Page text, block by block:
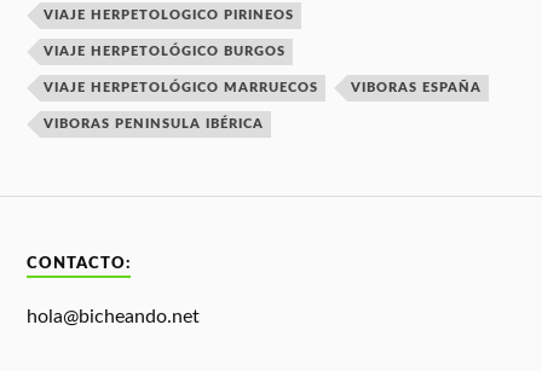
VIAJE HERPETOLOGICO PIRINEOS
VIAJE HERPETOLÓGICO BURGOS
VIAJE HERPETOLÓGICO MARRUECOS VIBORAS ESPAÑA
VIBORAS PENINSULA IBÉRICA
CONTACTO:
hola@bicheando.net